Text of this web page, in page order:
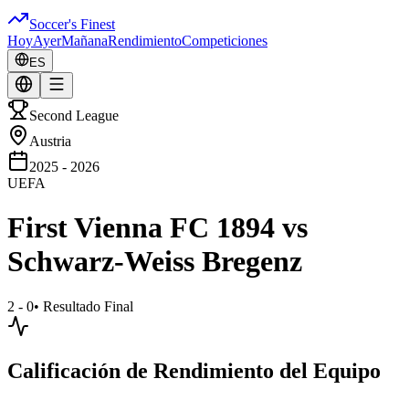
Soccer's Finest
HoyAyerMañanaRendimientoCompeticiones
ES
Second League
Austria
2025 - 2026
UEFA
First Vienna FC 1894 vs
Schwarz-Weiss Bregenz
2 - 0• Resultado Final
Calificación de Rendimiento del Equipo